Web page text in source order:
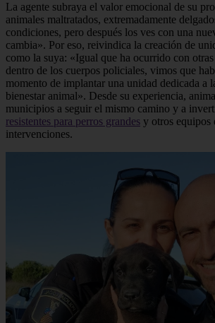
La agente subraya el valor emocional de su
animales maltratados, extremadamente
condiciones, pero después los ves con una
cambia». Por eso, reivindica la creación de
como la suya: «Igual que ha ocurrido con otras
dentro de los cuerpos policiales, vimos que
momento de implantar una unidad dedicada a
bienestar animal». Desde su experiencia,
municipios a seguir el mismo camino y a
resistentes para perros grandes y otros equipos
intervenciones.